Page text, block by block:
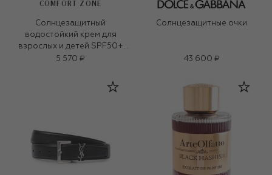
COMFORT ZONE
Солнцезащитный
водостойкий крем для
взрослых и детей SPF50+
Sun soul 200ml)
5 570 ₽
Солнцезащитные очки
43 600 ₽